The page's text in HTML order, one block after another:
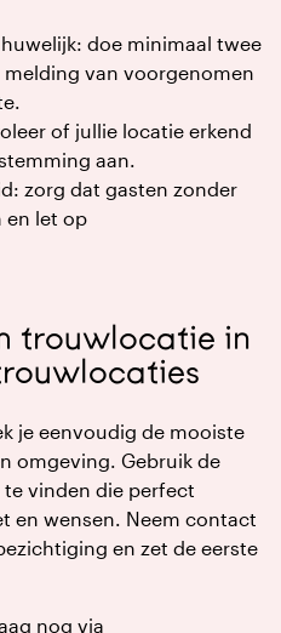
doe minimaal twee
van voorgenomen
of jullie locatie erkend
aan.
zorg dat gasten zonder
en let op
trouwlocatie in
je eenvoudig de mooiste
omgeving. Gebruik de
vinden die perfect
en wensen. Neem contact
en zet de eerste
nog via